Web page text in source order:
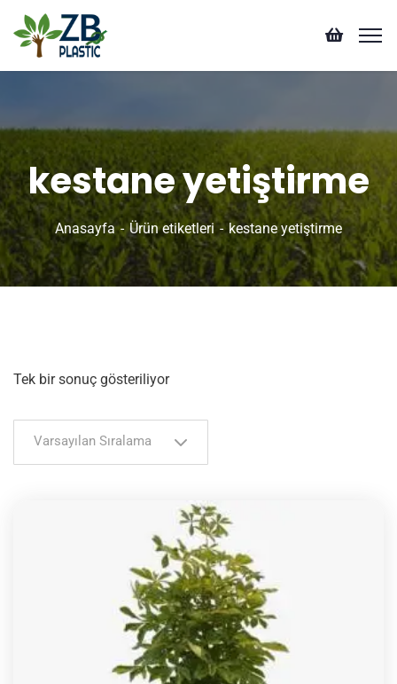
kestane yetiştirme
Anasayfa Ürün etiketleri kestane yetiştirme
Tek bir sonuç gösteriliyor
Varsayılan Sıralama